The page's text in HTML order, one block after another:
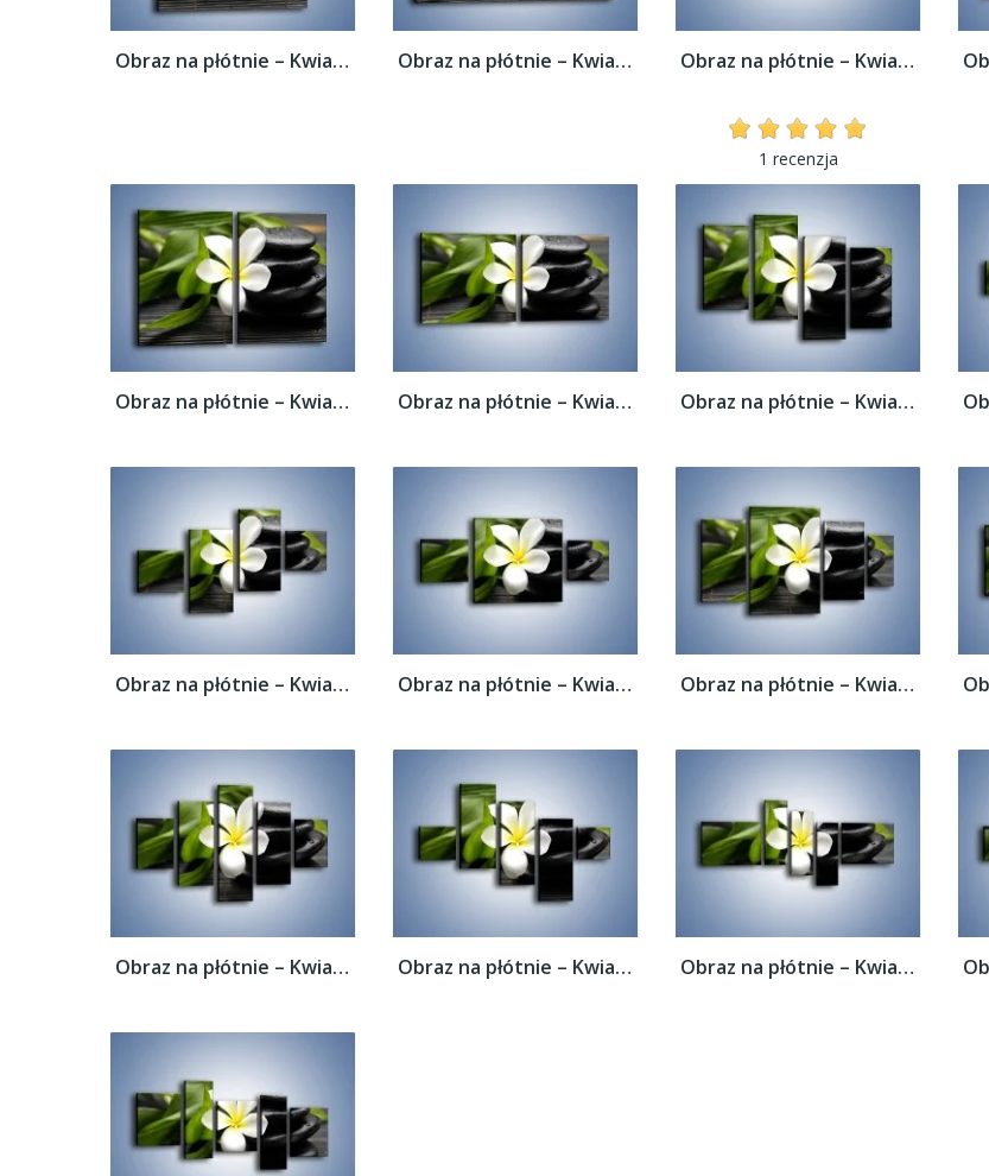
Obraz na płótnie – Kwiat na bambusowej... Obraz na płótnie – Kwiat na bambusowej... Obraz na płótnie – Kwiat na bambusowej...
1 recenzja
Obraz na płótnie – Kwiat na bambusowej... Obraz na płótnie – Kwiat na bambusowej... Obraz na płótnie – Kwiat na bambusowej...
Obraz na płótnie – Kwiat na bambusowej... Obraz na płótnie – Kwiat na bambusowej... Obraz na płótnie – Kwiat na bambusowej...
Obraz na płótnie – Kwiat na bambusowej... Obraz na płótnie – Kwiat na bambusowej... Obraz na płótnie – Kwiat na bambusowej...